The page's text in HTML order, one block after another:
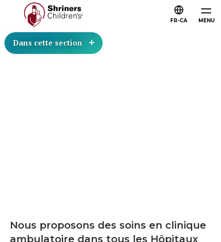
MENU
FR-CA
Dans cette section
Nous proposons des soins en clinique
ambulatoire dans tous les Hôpitaux